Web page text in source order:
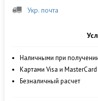
Укр. почта
Наличными при
Картами Visa и MasterCard
Безналичный расчет